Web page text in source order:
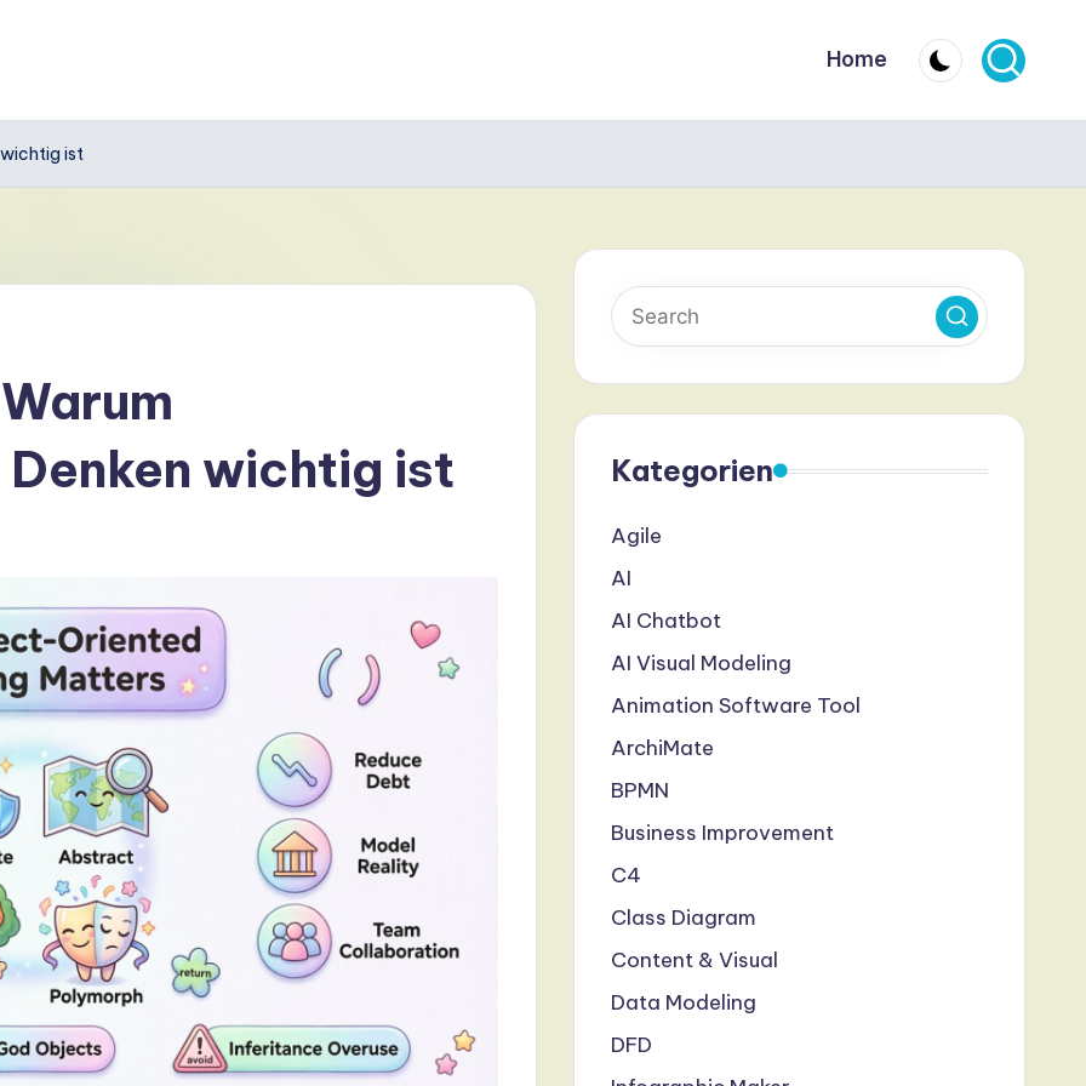
Home
ist
wichtig ist
Kategorien
Agile
AI
AI Chatbot
AI Visual Modeling
Animation Software Tool
ArchiMate
BPMN
Business Improvement
C4
Class Diagram
Content & Visual
Data Modeling
DFD